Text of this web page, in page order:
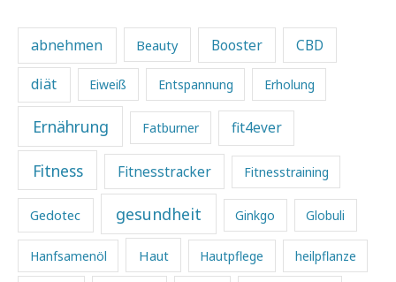
abnehmen Beauty Booster CBD
diät Eiweiß Entspannung Erholung
Ernährung Fatburner fit4ever
Fitness Fitnesstracker Fitnesstraining
Gedotec gesundheit Ginkgo Globuli
Hanfsamenöl Haut Hautpflege heilpflanze